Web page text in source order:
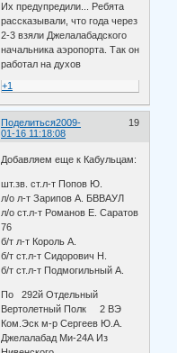
Их предупредили... Ребята
рассказывали, что года через
2-3 взяли Джелалабадского
начальника аэропорта. Так он
работал на духов
+1
Поделиться 19
2009-
01-16 11:18:08
Добавляем еще к Кабульцам:
шт.зв. ст.л-т Попов Ю.
л/о л-т Зарипов А. БВВАУЛ
л/о ст.л-т Романов Е. Саратов
76
б/т л-т Король А.
б/т ст.л-т Сидорович Н.
б/т ст.л-т Подмогильный А.
По 292й Отдельный
Вертолетный Полк 2 ВЭ
Ком.Эск м-р Сергеев Ю.А.
Джелалабад Ми-24А Из